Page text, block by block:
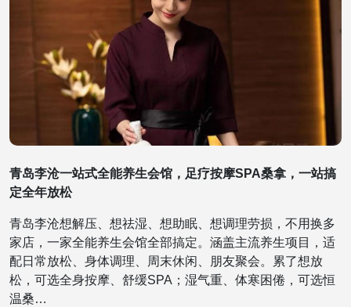
青岛李沧一站式全能养生会馆，足疗按摩SPA桑拿，一站搞
定全年放松
青岛李沧想解压、想祛湿、想助眠、想调理劳损，不用换多
家店，一家全能养生会馆全部搞定。涵盖主流养生项目，适
配日常放松、身体调理、周末休闲、朋友聚会。累了想放
松，可选全身按摩、舒缓SPA；湿气重、体寒困倦，可选恒
温桑…